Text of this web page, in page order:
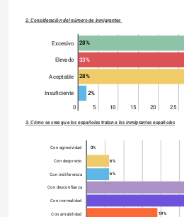
2. Consideración del número de inmigrantes
Excesivo
Elevado
Aceptable
Insuficiente
0 5 10 15 20 25
28%
33%
28%
2%
3. Cómo se cree que los españoles tratan a los inmigrantes españoles
Con agresividad
Con desprecio
Con indiferencia
Con desconfianza
Con normalidad
Con amabilidad
0%
6%
6%
19%